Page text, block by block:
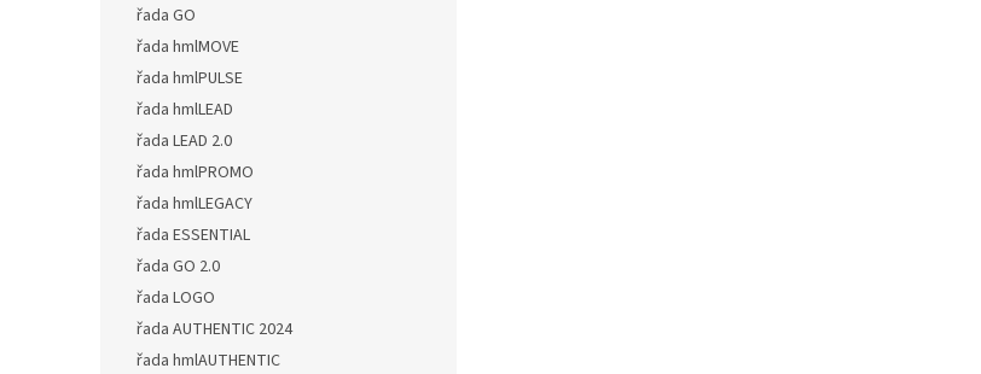
řada GO
řada hmlMOVE
řada hmlPULSE
řada hmlLEAD
řada LEAD 2.0
řada hmlPROMO
řada hmlLEGACY
řada ESSENTIAL
řada GO 2.0
řada LOGO
řada AUTHENTIC 2024
řada hmlAUTHENTIC